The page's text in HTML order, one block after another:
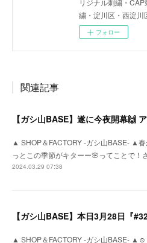
リジナル刺繍・
繍・淀川区・西淀川
フォロー
関連記事
▲ SHOP＆FACTORY -ガシ山BASE- ▲
っとこの季節がキターー🌸ってことで！
2024.03.29 07:38
【ガシ山BASE】本日3月28日『
▲ SHOP＆FACTORY -ガシ山BASE- ▲☺︎